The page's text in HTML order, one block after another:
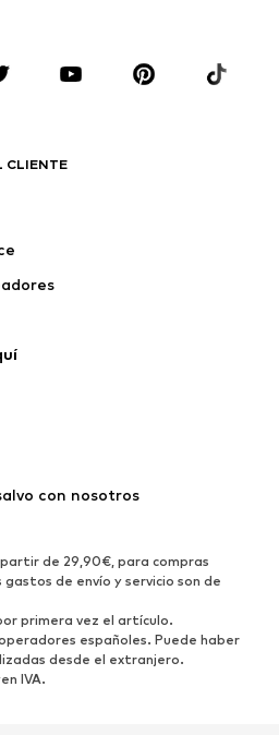
Deporte
Jerséis y punto
Botines
Botas
CLIENTE
con nosotros
de 29,90€, para compras
de envío y servicio son de
primera vez el artículo.
españoles. Puede haber
desde el extranjero.
IVA.